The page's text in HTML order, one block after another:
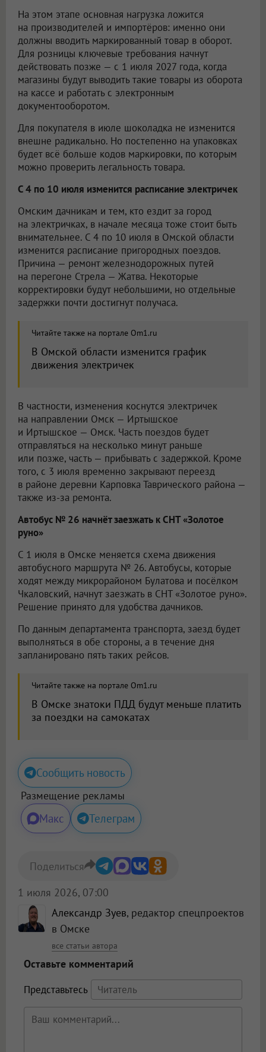
На этом этапе основная нагрузка ложится
на производителей и импортёров: именно они
должны вводить маркированный товар в оборот.
Для розницы ключевые требования начнут
действовать позже — с 1 июля 2027 года, когда
магазины будут выводить такие товары из оборота
на кассе и работать с электронным
документооборотом.
Для покупателя в июле шоколадка не изменится
внешне радикально. Но постепенно на упаковках
будет всё больше кодов маркировки, по которым
можно проверить легальность товара.
С 4 по 10 июля изменится расписание электричек
Омским дачникам и тем, кто ездит за город
на электричках, в начале месяца тоже стоит быть
внимательнее. С 4 по 10 июля в Омской области
изменится расписание пригородных поездов.
Причина — ремонт железнодорожных путей
на перегоне Стрела — Жатва. Некоторые
корректировки будут небольшими, но отдельные
задержки почти достигнут получаса.
Читайте также на портале Om1.ru
В Омской области изменится график
движения электричек
В частности, изменения коснутся электричек
на направлении Омск — Иртышское
и Иртышское — Омск. Часть поездов будет
отправляться на несколько минут раньше
или позже, часть — прибывать с задержкой. Кроме
того, с 3 июля временно закрывают переезд
в районе деревни Карповка Таврического района —
также из-за ремонта.
Автобус № 26 начнёт заезжать к СНТ «Золотое
руно»
С 1 июля в Омске меняется схема движения
автобусного маршрута № 26. Автобусы, которые
ходят между микрорайоном Булатова и посёлком
Чкаловский, начнут заезжать в СНТ «Золотое руно».
Решение принято для удобства дачников.
По данным департамента транспорта, заезд будет
выполняться в обе стороны, а в течение дня
запланировано пять таких рейсов.
Читайте также на портале Om1.ru
В Омске знатоки ПДД будут меньше платить
за поездки на самокатах
Сообщить новость
Размещение рекламы
Макс Телеграм
Александр Зуев, редактор спецпроектов
в Омске
все статьи автора
1 июля 2026, 07:00
Поделиться
Оставьте комментарий
Представьтесь